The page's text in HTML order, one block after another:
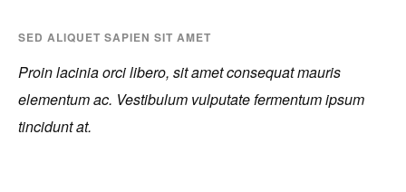
SED ALIQUET SAPIEN SIT AMET
Proin lacinia orci libero, sit amet consequat mauris
elementum ac. Vestibulum vulputate fermentum ipsum
tincidunt at.